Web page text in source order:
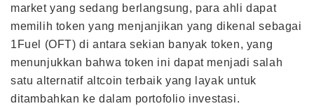
market yang sedang berlangsung, para ahli dapat
memilih token yang menjanjikan yang dikenal sebagai
1Fuel (OFT) di antara sekian banyak token, yang
menunjukkan bahwa token ini dapat menjadi salah
satu alternatif altcoin terbaik yang layak untuk
ditambahkan ke dalam portofolio investasi.